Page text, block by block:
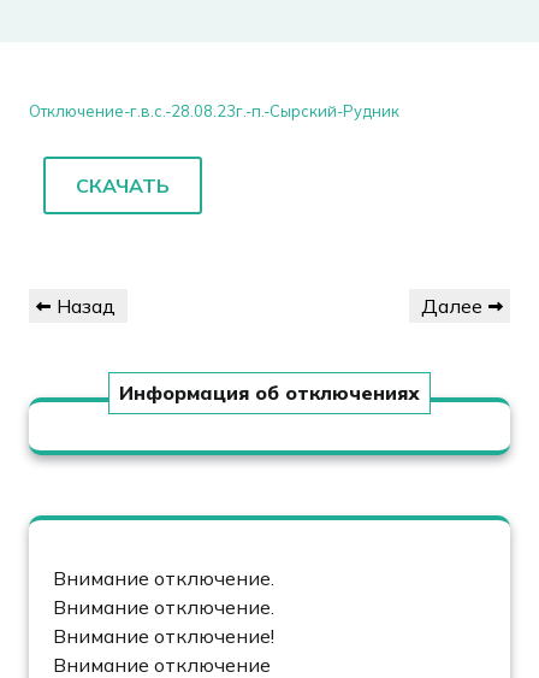
Отключение-г.в.с.-28.08.23г.-п.-Сырский-Рудник
СКАЧАТЬ
по
Предыдущая
Назад
Следующая
Далее
Информация об отключениях
Внимание отключение.
Внимание отключение.
Внимание отключение!
Внимание отключение